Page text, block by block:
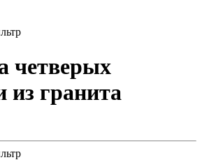
четверых
из гранита